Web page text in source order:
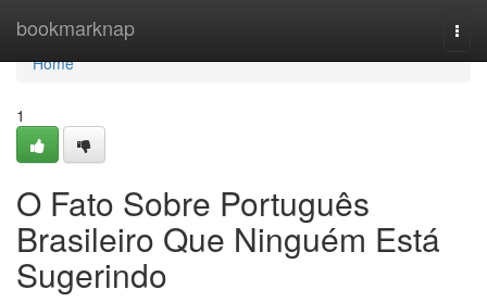
bookmarknap
Home
Home
1
O Fato Sobre Português
Brasileiro Que Ninguém Está
Sugerindo